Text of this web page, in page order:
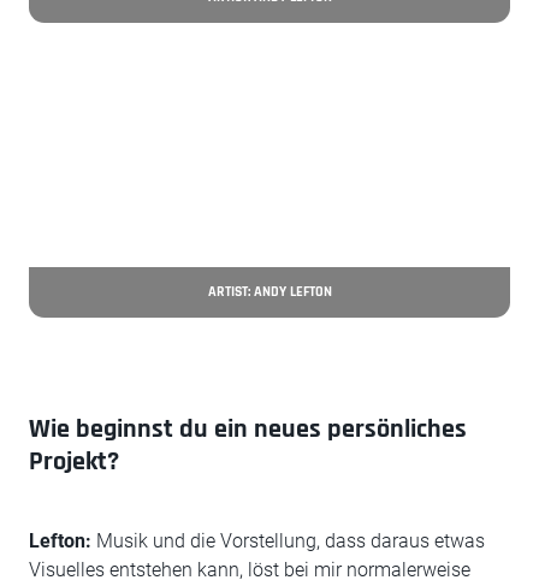
ARTIST: ANDY LEFTON
Wie beginnst du ein neues persönliches
Projekt?
Lefton: Musik und die Vorstellung, dass daraus etwas
Visuelles entstehen kann, löst bei mir normalerweise